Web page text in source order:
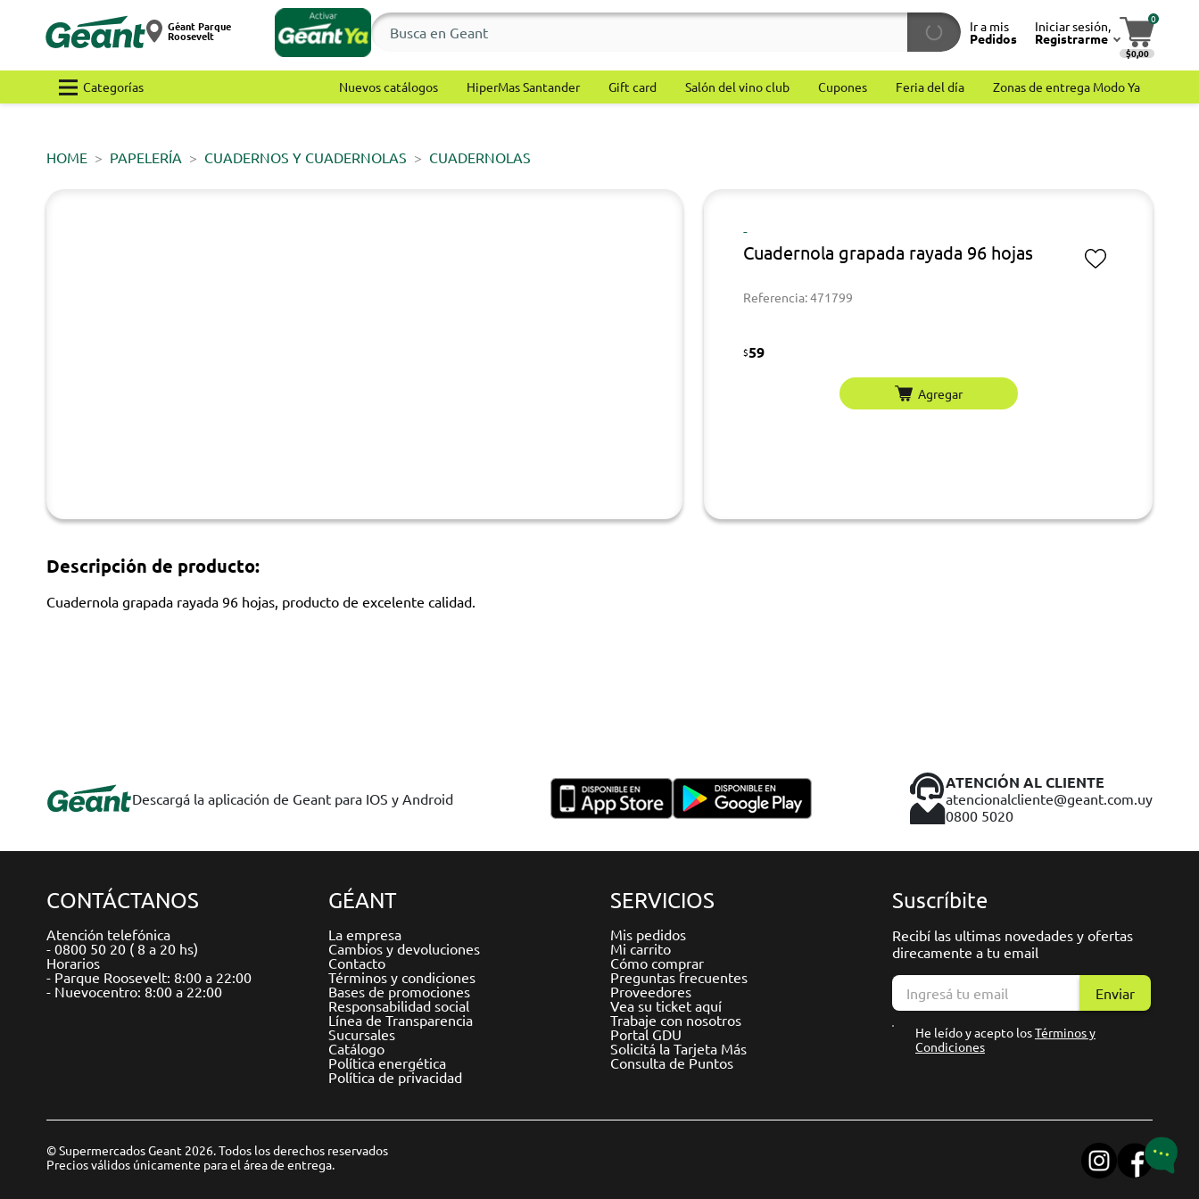
Géant Parque
Roosevelt
Ir a mis
Pedidos
Iniciar sesión,
Registrarme
0
$0,00
Categorías Nuevos catálogos HiperMas Santander Gift card Salón del vino club Cupones Feria del día Zonas de entrega Modo Ya
HOME PAPELERÍA CUADERNOS Y CUADERNOLAS CUADERNOLAS
-
Cuadernola grapada rayada 96 hojas
Referencia: 471799
$59
Agregar
Descripción de producto:
Cuadernola grapada rayada 96 hojas, producto de excelente calidad.
Descargá la aplicación de Geant para IOS y Android
ATENCIÓN AL CLIENTE
atencionalcliente@geant.com.uy
0800 5020
CONTÁCTANOS
Atención telefónica
- 0800 50 20 ( 8 a 20 hs)
Horarios
- Parque Roosevelt: 8:00 a 22:00
- Nuevocentro: 8:00 a 22:00
GÉANT
La empresa
Cambios y devoluciones
Contacto
Términos y condiciones
Bases de promociones
Responsabilidad social
Línea de Transparencia
Sucursales
Catálogo
Política energética
Política de privacidad
SERVICIOS
Mis pedidos
Mi carrito
Cómo comprar
Preguntas frecuentes
Proveedores
Vea su ticket aquí
Trabaje con nosotros
Portal GDU
Solicitá la Tarjeta Más
Consulta de Puntos
Suscríbite
Recibí las ultimas novedades y ofertas
direcamente a tu email
Enviar
He leído y acepto losTérminos y
Condiciones
© Supermercados Geant 2026. Todos los derechos reservados
Precios válidos únicamente para el área de entrega.